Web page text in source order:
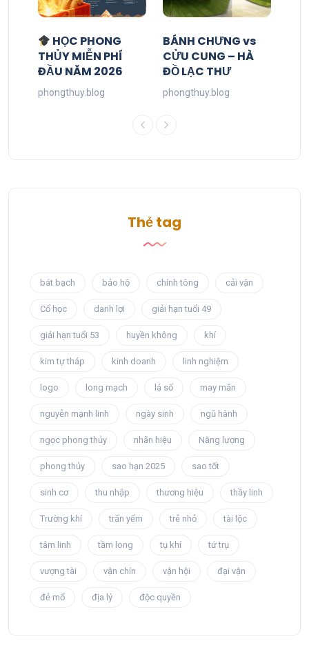
HỌC PHONG
THỦY MIỄN PHÍ
ĐẦU NĂM 2026
phongthuy.blog
BÁNH CHƯNG vs
CỬU CUNG – HÀ
ĐỒ LẠC THƯ
phongthuy.blog
Thẻ tag
bát bạch bảo hộ chính tông cải vận
Cổ học danh lợi giải hạn tuổi 49
giải hạn tuổi 53 huyền không khí
kim tự tháp kinh doanh linh nghiệm
logo long mạch lá số may mắn
nguyễn mạnh linh ngày sinh ngũ hành
ngọc phong thủy nhãn hiệu Năng lượng
phong thủy sao hạn 2025 sao tốt
sinh cơ thu nhập thương hiệu thầy linh
Trường khí trấn yểm trẻ nhỏ tài lộc
tâm linh tầm long tụ khí tứ trụ
vượng tài vận chín vận hội đại vận
đẻ mổ địa lý độc quyền